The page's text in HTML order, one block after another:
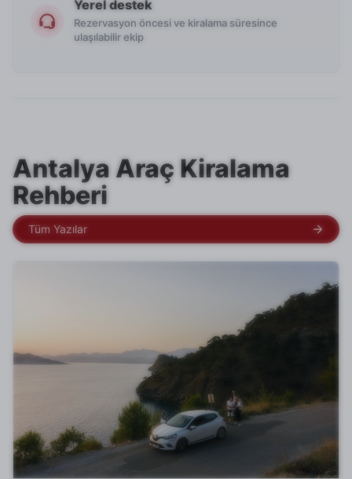
Yerel destek
Rezervasyon öncesi ve kiralama süresince
ulaşılabilir ekip
Antalya Araç Kiralama
Rehberi
Tüm Yazılar